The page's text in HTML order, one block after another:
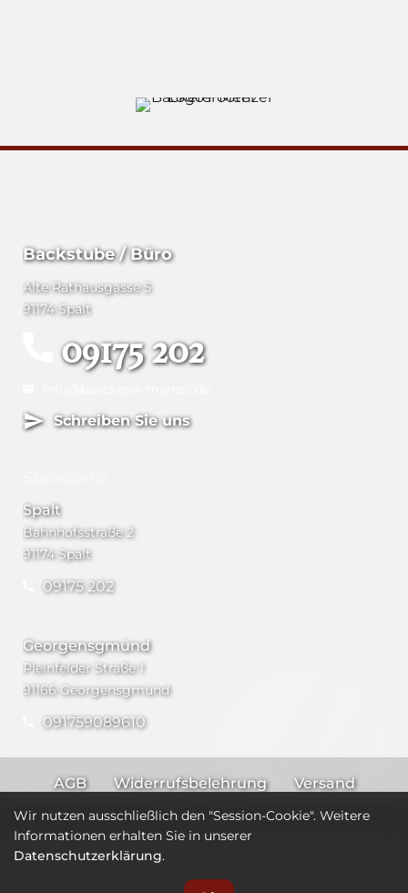
Backstube / Büro
Alte Rathausgasse 5
91174 Spalt
09175 202
Schreiben Sie uns
Spalt
Bahnhofsstraße 2
91174 Spalt
09175 202
Georgensgmünd
Pleinfelder Straße 1
91166 Georgensgmünd
091759089610
AGB Widerrufsbelehrung
Versand
Impressum
Datenschutz
Wir nutzen ausschließlich den "Session-Cookie". Weitere
Informationen erhalten Sie in unserer
Datenschutzerklärung.